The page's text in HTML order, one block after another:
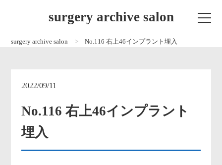
surgery archive salon
surgery archive salon No.116 右上46インプラント埋入
2022/09/11
No.116 右上46インプラント
埋入